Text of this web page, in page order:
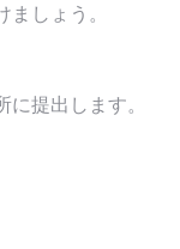
しょう。
提出します。